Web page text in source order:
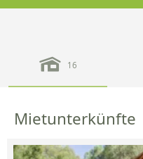
16
Mietunterkünfte